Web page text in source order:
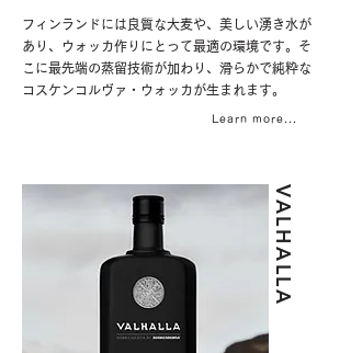
フィンランドには良質な大麦や、美しい湧き水が
あり、ウォッカ作りにとって最適の環境です。そ
こに最先端の蒸留技術が加わり、滑らかで純粋な
コスケンコルヴァ・ウォッカが生まれます。
Learn more...
​VALHALLA